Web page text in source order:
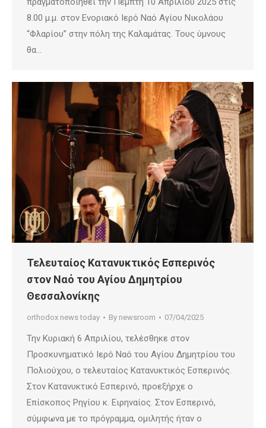
8.00 μ.μ. στον Ενοριακό Ιερό Ναό Αγίου Νικολάου
“Φλαρίου” στην πόλη της Καλαμάτας. Τους ύμνους
θα…
Τελευταίος Κατανυκτικός Εσπερινός
στον Ναό του Αγίου Δημητρίου
Θεσσαλονίκης
orthodox news today By newsroom 07/04/2025
Την Κυριακή 6 Απριλίου, τελέσθηκε στον
Προσκυνηματικό Ιερό Ναό του Αγίου Δημητρίου του
Πολιούχου, ο τελευταίος Κατανυκτικός Εσπερινός.
Στον Κατανυκτικό Εσπερινό, προεξήρχε ο
Επίσκοπος Ρηγίου κ. Ειρηναίος. Στον Εσπερινό,
σύμφωνα με το πρόγραμμα, ομιλητής ήταν ο